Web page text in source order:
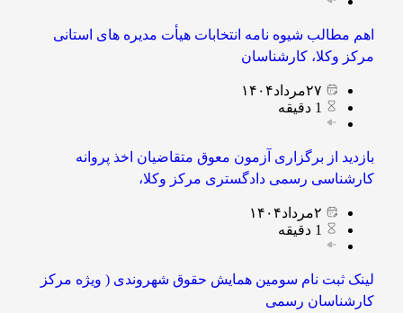
اهم مطالب شیوه نامه انتخابات هیأت مدیره های استانی
مرکز وکلا، کارشناسان
۲۷مرداد۱۴۰۴
دقیقه
بازدید از برگزاری آزمون معوق متقاضیان اخذ پروانه
کارشناسی رسمی دادگستری مرکز وکلا،
۲مرداد۱۴۰۴
دقیقه
لینک ثبت نام سومین همایش حقوق شهروندی ( ویژه مرکز
کارشناسان رسمی